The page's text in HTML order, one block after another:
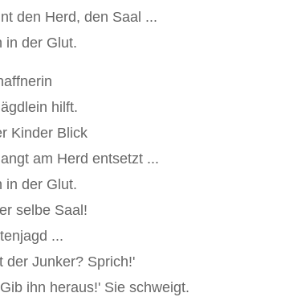
den Herd, den Saal ...
in der Glut.
hilft.
Kinder Blick
am Herd entsetzt ...
in der Glut.
selbe Saal!
...
der Junker? Sprich!'
ihn heraus!' Sie schweigt.